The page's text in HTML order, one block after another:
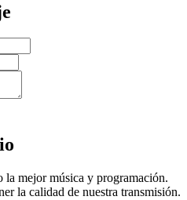
la mejor música y programación.
la calidad de nuestra transmisión.